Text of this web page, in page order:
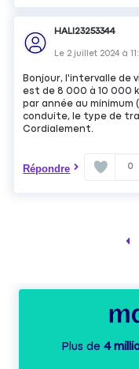
HALI23253344
Le 2 juillet 2024 à
Bonjour, l'intervalle de
est de 8 000 à 10 000
par année au
conduite, le type de
Cordialement.
Répondre 0
Plus de 4